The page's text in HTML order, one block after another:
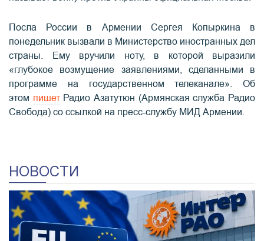
Посла России в Армении Сергея Копыркина в
понедельник вызвали в Министерство иностранных дел
страны. Ему вручили ноту, в которой выразили
«глубокое возмущение заявлениями, сделанными в
программе на государственном телеканале». Об
этом пишетРадио Азатутюн (Армянская служба Радио
Свобода) со ссылкой на пресс-службу МИД Армении.
НОВОСТИ